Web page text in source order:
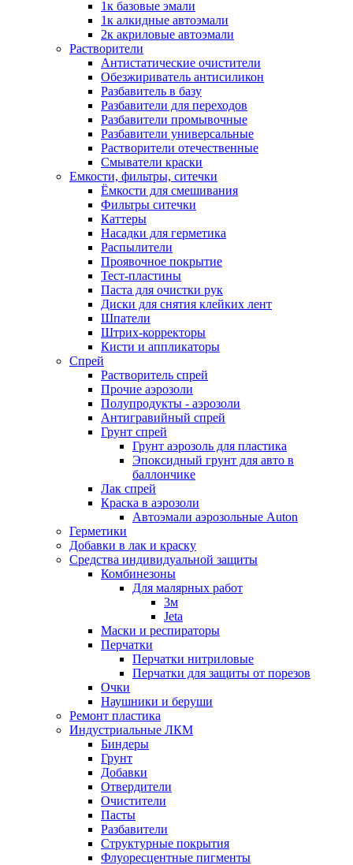
1к базовые эмали
1к алкидные автоэмали
2к акриловые автоэмали
Растворители
Антистатические очистители
Обезжириватель антисиликон
Разбавитель в базу
Разбавители для переходов
Разбавители промывочные
Разбавители универсальные
Растворители отечественные
Смыватели краски
Емкости, фильтры, ситечки
Ёмкости для смешивания
Фильтры ситечки
Каттеры
Насадки для герметика
Распылители
Проявочное покрытие
Тест-пластины
Паста для очистки рук
Диски для снятия клейких лент
Шпатели
Штрих-корректоры
Кисти и аппликаторы
Спрей
Растворитель спрей
Прочие аэрозоли
Полупродукты - аэрозоли
Антигравийный спрей
Грунт спрей
Грунт аэрозоль для пластика
Эпоксидный грунт для авто в
баллончике
Лак спрей
Краска в аэрозоли
Автоэмали аэрозольные Auton
Герметики
Добавки в лак и краску
Средства индивидуальной защиты
Комбинезоны
Для малярных работ
3м
Jeta
Маски и респираторы
Перчатки
Перчатки нитриловые
Перчатки для защиты от порезов
Очки
Наушники и беруши
Ремонт пластика
Индустриальные ЛКМ
Биндеры
Грунт
Добавки
Отвердители
Очистители
Пасты
Разбавители
Структурные покрытия
Флуоресцентные пигменты